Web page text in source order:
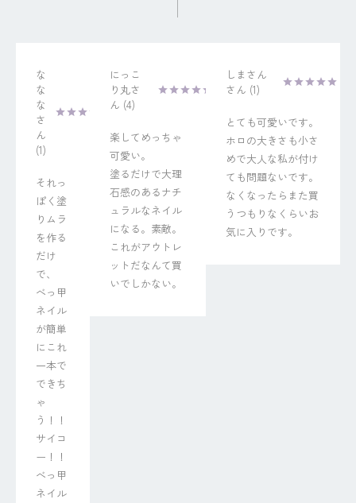
な
な
な
1
それっ
ぽく塗
りムラ
を作る
だけ
で、
べっ甲
ネイル
が簡単
にこれ
一本で
できち
ゃ
う！！
サイコ
ー！！
べっ甲
ネイル
にっこ
り丸
4
楽してめっちゃ
可愛い。
塗るだけで大理
石感のあるナチ
ュラルなネイル
になる。素敵。
これがアウトレ
ットだなんて買
いでしかない。
しまさん
1
とても可愛いです。
ホロの大きさも小さ
めで大人な私が付け
ても問題ないです。
なくなったらまた買
うつもりなくらいお
気に入りです。